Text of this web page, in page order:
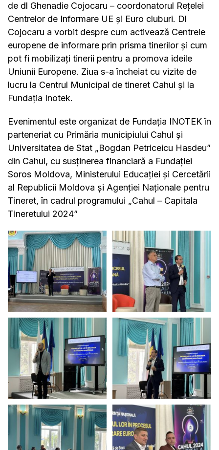
de dl Ghenadie Cojocaru – coordonatorul Rețelei
Centrelor de Informare UE și Euro cluburi. Dl
Cojocaru a vorbit despre cum activează Centrele
europene de informare prin prisma tinerilor și cum
pot fi mobilizați tinerii pentru a promova ideile
Uniunii Europene. Ziua s-a încheiat cu vizite de
lucru la Centrul Municipal de tineret Cahul și la
Fundația Inotek.
Evenimentul este organizat de Fundația INOTEK în
parteneriat cu Primăria municipiului Cahul și
Universitatea de Stat „Bogdan Petriceicu Hasdeu”
din Cahul, cu susținerea financiară a Fundației
Soros Moldova, Ministerului Educației și Cercetării
al Republicii Moldova și Agenției Naționale pentru
Tineret, în cadrul programului „Cahul – Capitala
Tineretului 2024”